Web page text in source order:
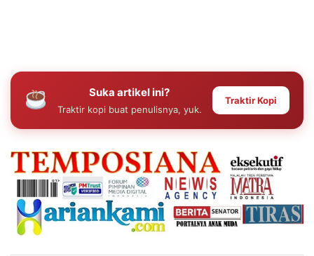
Suka artikel ini?
Traktir kopi buat penulisnya, yuk.
Traktir Kopi